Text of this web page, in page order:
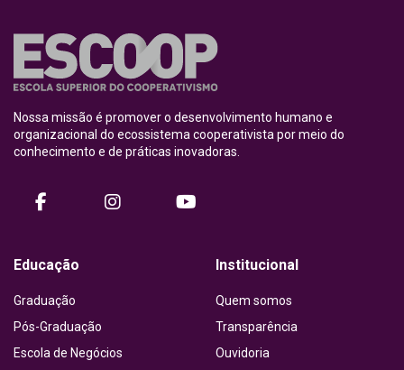
Nossa missão é promover o desenvolvimento humano e
organizacional do ecossistema cooperativista por meio do
conhecimento e de práticas inovadoras.
facebookinstagram
Educação
Graduação
Pós-Graduação
Escola de Negócios
Institucional
Quem somos
Transparência
Ouvidoria